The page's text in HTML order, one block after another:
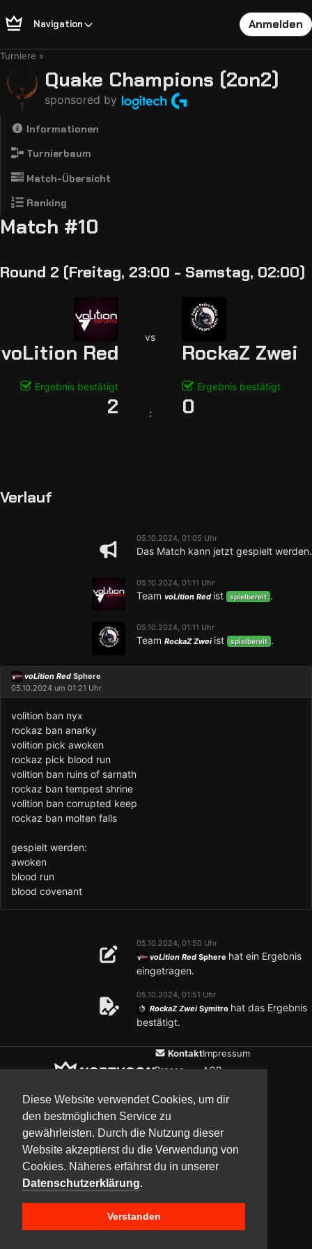
Diese Website verwendet Cookies, um dir
den bestmöglichen Service zu
gewährleisten. Durch die Nutzung dieser
Website akzeptierst du die Verwendung von
Cookies. Näheres erfährst du in unserer
Datenschutzerklärung.
Verstanden
Navigation Anmelden
Turniere
Quake Champions (2on2)
sponsored by
Informationen
Turnierbaum
Match-Übersicht
Ranking
Match #10
Round 2 (Freitag, 23:00 - Samstag, 02:00)
voLition Red
vs
RockaZ Zwei
Ergebnis bestätigt Ergebnis bestätigt
2 : 0
Verlauf
05.10.2024, 01:05 Uhr
Das Match kann jetzt gespielt werden.
05.10.2024, 01:11 Uhr
Team voLition Red ist spielbereit .
05.10.2024, 01:11 Uhr
Team RockaZ Zwei ist spielbereit .
voLition Red Sphere
05.10.2024 um 01:21 Uhr
volition ban nyx
rockaz ban anarky
volition pick awoken
rockaz pick blood run
volition ban ruins of sarnath
rockaz ban tempest shrine
volition ban corrupted keep
rockaz ban molten falls
gespielt werden:
awoken
blood run
blood covenant
05.10.2024, 01:50 Uhr
voLition Red Sphere hat ein Ergebnis
eingetragen.
05.10.2024, 01:51 Uhr
RockaZ Zwei Symitro hat das Ergebnis
bestätigt.
Kontakt
Presse
Impressum
AGB
UpdatesCommunityMedia